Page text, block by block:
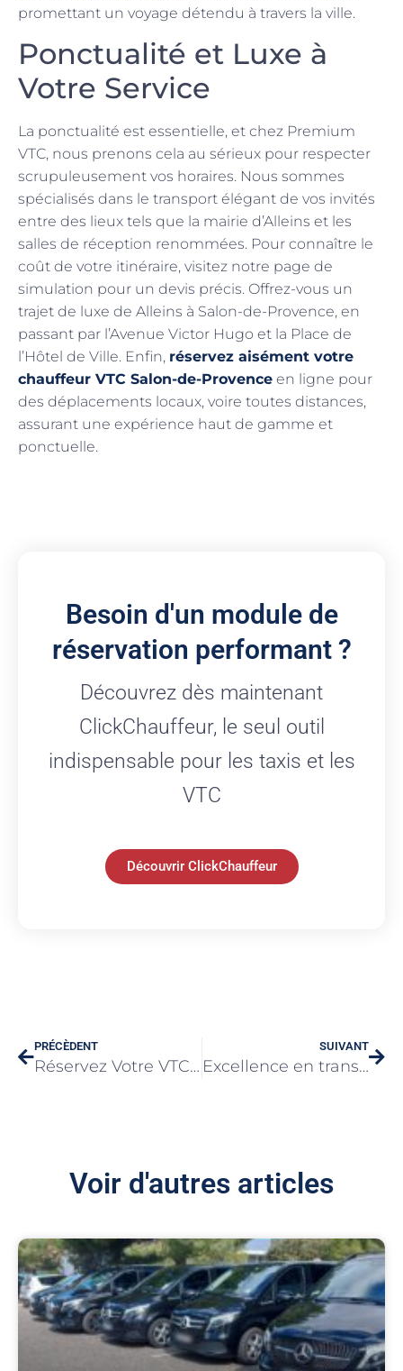
promettant un voyage détendu à travers la ville.
Ponctualité et Luxe à
Votre Service
La ponctualité est essentielle, et chez Premium
VTC, nous prenons cela au sérieux pour respecter
scrupuleusement vos horaires. Nous sommes
spécialisés dans le transport élégant de vos invités
entre des lieux tels que la mairie d’Alleins et les
salles de réception renommées. Pour connaître le
coût de votre itinéraire, visitez notre page de
simulation pour un devis précis. Offrez-vous un
trajet de luxe de Alleins à Salon-de-Provence, en
passant par l’Avenue Victor Hugo et la Place de
l’Hôtel de Ville. Enfin, réservez aisément votre
chauffeur VTC Salon-de-Provence en ligne pour
des déplacements locaux, voire toutes distances,
assurant une expérience haut de gamme et
ponctuelle.
Besoin d'un module de
réservation performant ?
Découvrez dès maintenant
ClickChauffeur, le seul outil
indispensable pour les taxis et les
VTC
Découvrir ClickChauffeur
PRÉCÈDENT
Réservez Votre VTC à Valence Facilement
SUIVANT
Excellence en transport avec Centrale VTC Paris
Voir d'autres articles